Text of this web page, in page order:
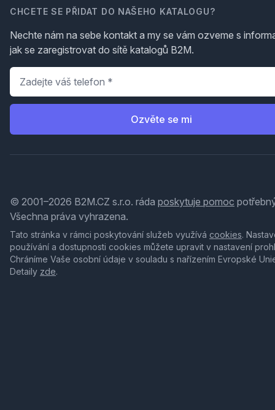
CHCETE SE PŘIDAT DO NAŠEHO KATALOGU?
Nechte nám na sebe kontakt a my se vám ozveme s
jak se zaregistrovat do sítě katalogů B2M.
Telefon
Ozvěte se mi
© 2001–2026 B2M.CZ s.r.o. ráda poskytuje pomoc
Všechna práva vyhrazena.
Tato stránka v rámci poskytování služeb využívá cookies.
používání a dostupnosti cookies můžete upravit v nastavení
Chráníme Vaše osobní údaje v souladu s nařízením Evropské
Detaily zde.